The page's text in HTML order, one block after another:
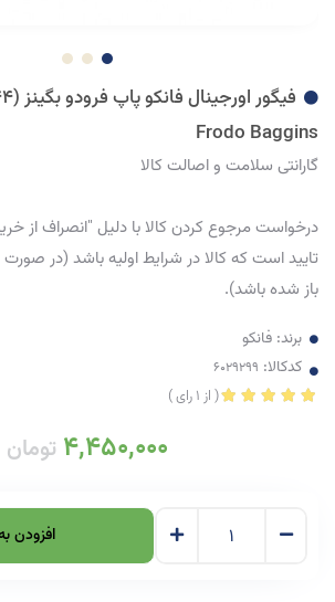
Frodo Baggins
گارانتی سلامت و اصالت کالا
درخواست مرجوع کردن کالا با دلیل "انصراف از
تایید است که کالا در شرایط اولیه باشد (در صورت
باز شده باشد).
برند: فانکو
کدکالا:
( از 1 رای)
4,450,000 تومان
افزودن